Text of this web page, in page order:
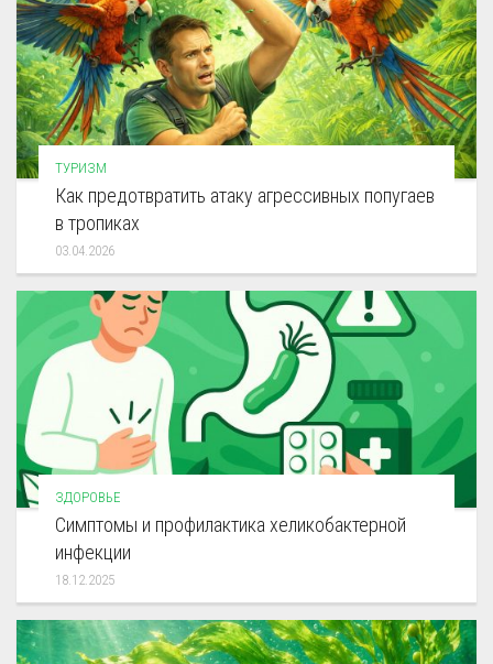
ТУРИЗМ
Как предотвратить атаку агрессивных попугаев
в тропиках
03.04.2026
ЗДОРОВЬЕ
Симптомы и профилактика хеликобактерной
инфекции
18.12.2025